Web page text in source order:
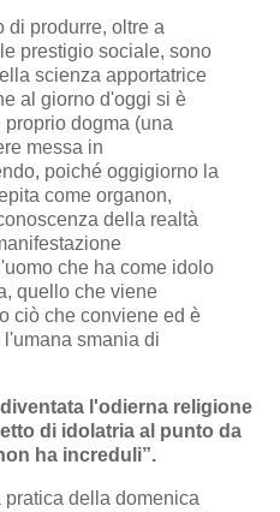
di produrre, oltre a
prestigio sociale, sono
scienza apportatrice
al giorno d'oggi si è
proprio dogma (una
messa in
poiché oggigiorno la
come organon,
della realtà
che ha come idolo
quello che viene
ciò che conviene ed è
smania di
l'odierna religione
di idolatria al punto da
ha increduli”.
pratica della domenica